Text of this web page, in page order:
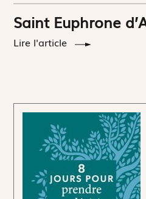
Saint Euphrone
Lire l'article